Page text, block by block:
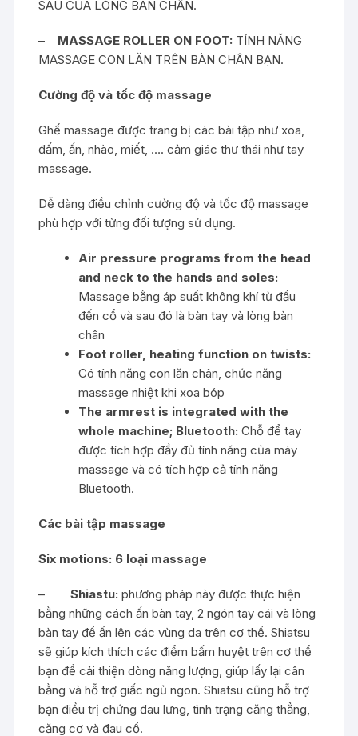
SAU CỦA LÒNG BÀN CHÂN.
– MASSAGE ROLLER ON FOOT: TÍNH NĂNG
MASSAGE CON LĂN TRÊN BÀN CHÂN BẠN.
Cường độ và tốc độ massage
Ghế massage được trang bị các bài tập như xoa,
đấm, ấn, nhào, miết, …. cảm giác thư thái như tay
massage.
Dễ dàng điều chỉnh cường độ và tốc độ massage
phù hợp với từng đối tượng sử dụng.
Air pressure programs from the head
and neck to the hands and soles:
Massage bằng áp suất không khí từ đầu
đến cổ và sau đó là bàn tay và lòng bàn
chân
Foot roller, heating function on twists:
Có tính năng con lăn chân, chức năng
massage nhiệt khi xoa bóp
The armrest is integrated with the
whole machine; Bluetooth: Chỗ để tay
được tích hợp đầy đủ tính năng của máy
massage và có tích hợp cả tính năng
Bluetooth.
Các bài tập massage
Six motions: 6 loại massage
–Shiastu: phương pháp này được thực hiện
bằng những cách ấn bàn tay, 2 ngón tay cái và lòng
bàn tay để ấn lên các vùng da trên cơ thể. Shiatsu
sẽ giúp kích thích các điểm bấm huyệt trên cơ thể
bạn để cải thiện dòng năng lượng, giúp lấy lại cân
bằng và hỗ trợ giấc ngủ ngon. Shiatsu cũng hỗ trợ
bạn điều trị chứng đau lưng, tình trạng căng thẳng,
căng cơ và đau cổ.